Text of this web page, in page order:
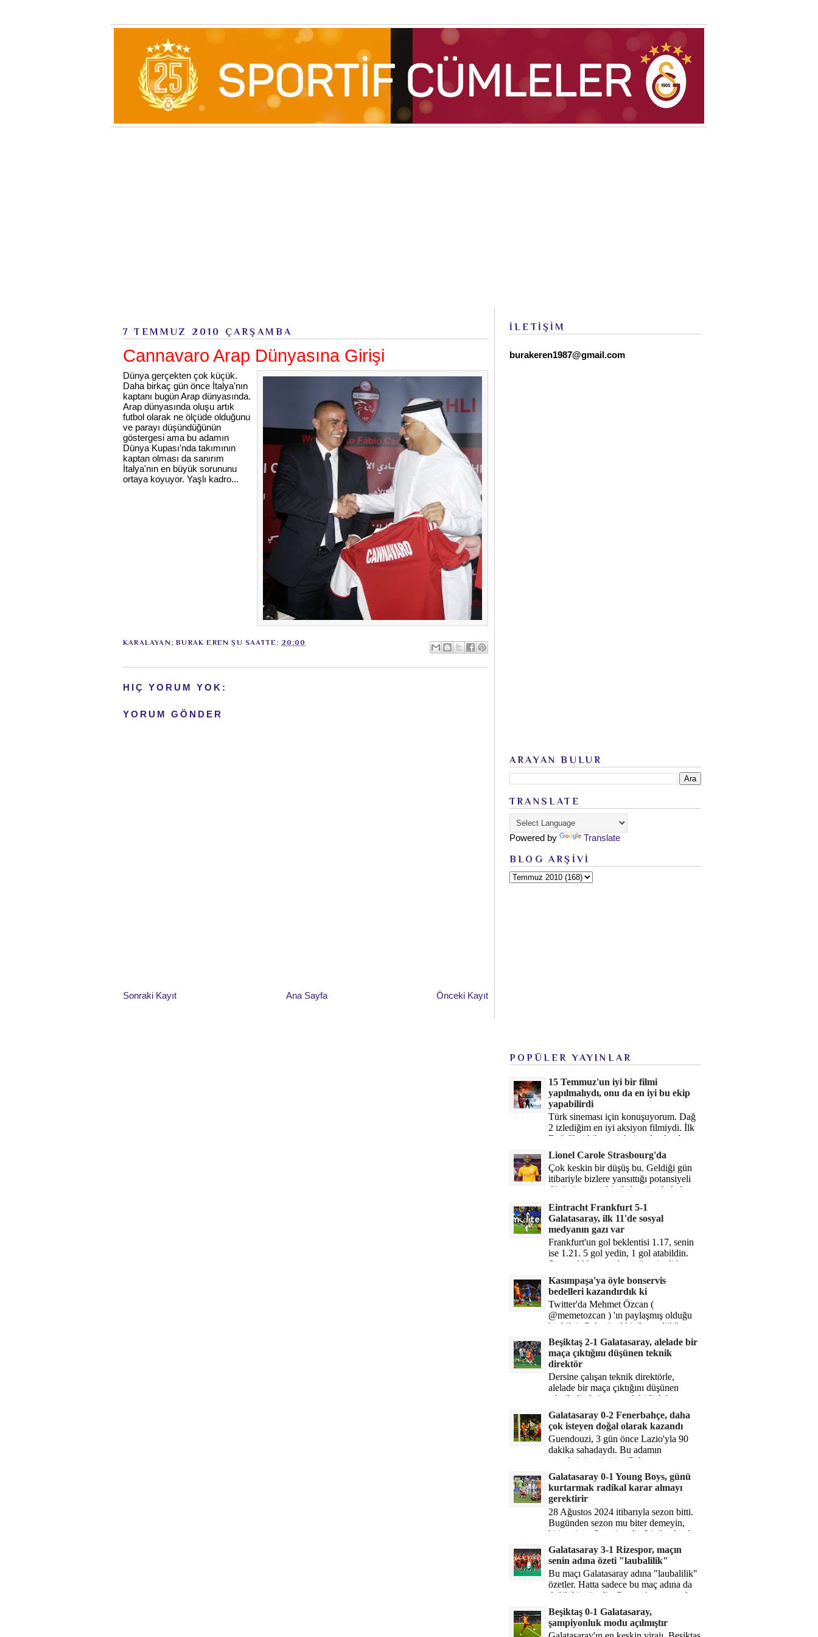
7 TEMMUZ 2010 ÇARŞAMBA
Cannavaro Arap Dünyasına Girişi
Dünya gerçekten çok küçük.
Daha birkaç gün önce İtalya'nın
kaptanı bugün Arap dünyasında.
Arap dünyasında oluşu artık
futbol olarak ne ölçüde olduğunu
ve parayı düşündüğünün
göstergesi ama bu adamın
Dünya Kupası'nda takımının
kaptan olması da sanırım
İtalya'nın en büyük sorununu
ortaya koyuyor. Yaşlı kadro...
KARALAYAN;BURAK EREN ŞU SAATTE: 20:00
HIÇ YORUM YOK:
YORUM GÖNDER
Sonraki Kayıt Önceki Kayıt
Ana Sayfa
İLETİŞİM
burakeren1987@gmail.com
ARAYAN BULUR
TRANSLATE
Powered by Translate
BLOG ARŞİVİ
POPÜLER YAYINLAR
15 Temmuz'un iyi bir filmi
yapılmalıydı, onu da en iyi bu ekip
yapabilirdi
Türk sineması için konuşuyorum. Dağ
2 izlediğim en iyi aksiyon filmiydi. İlk
Dağ filmi hikayesiyle ön plandaydı,
Dağ 2 ise belki o hika...
Lionel Carole Strasbourg'da
Çok keskin bir düşüş bu. Geldiği gün
itibariyle bizlere yansıttığı potansiyeli
düşünüyorum, bir de bugüne bakalım.
Eintracht Frankfurt 5-1
Galatasaray, ilk 11'de sosyal
medyanın gazı var
Frankfurt'un gol beklentisi 1.17, senin
ise 1.21. 5 gol yedin, 1 gol atabildin.
Şanssızlıkla mı anlatacağız şimdi bu
durumu? Rakibin 5 ş...
Kasımpaşa'ya öyle bonservis
bedelleri kazandırdık ki
Twitter'da Mehmet Özcan (
@memetozcan ) 'ın paylaşmış olduğu
bir bilgi. Çok güzel bir "nostaljik" pas
diyelim. Kasımpaşa...
Beşiktaş 2-1 Galatasaray, alelade bir
maça çıktığını düşünen teknik
direktör
Dersine çalışan teknik direktörle,
alelade bir maça çıktığını düşünen
teknik direktör arasındaki fark bu
işte. Solskjaer'in çalıştığı de...
Galatasaray 0-2 Fenerbahçe, daha
çok isteyen doğal olarak kazandı
Guendouzi, 3 gün önce Lazio'yla 90
dakika sahadaydı. Bu adamın
transferini yetiştirip, Galatasaray
karşısında 11 oynamasını sağlıyorsun....
Galatasaray 0-1 Young Boys, günü
kurtarmak radikal karar almayı
gerektirir
28 Ağustos 2024 itibarıyla sezon bitti.
Bugünden sezon mu biter demeyin,
bitiyor işte. Şampiyonlar Ligi'ne katılım
hakkı senin misyonun ...
Galatasaray 3-1 Rizespor, maçın
senin adına özeti "laubalilik"
Bu maçı Galatasaray adına "laubalilik"
özetler. Hatta sadece bu maç adına da
değil, bir süredir. Geçen 4 maçta sadece
1 gol yedin ...
Beşiktaş 0-1 Galatasaray,
şampiyonluk modu açılmıştır